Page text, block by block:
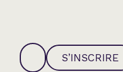
S’INSCRIRE